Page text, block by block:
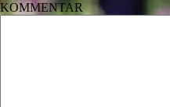
KOMMENTAR